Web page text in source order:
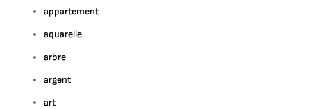
appartement
aquarelle
arbre
argent
art